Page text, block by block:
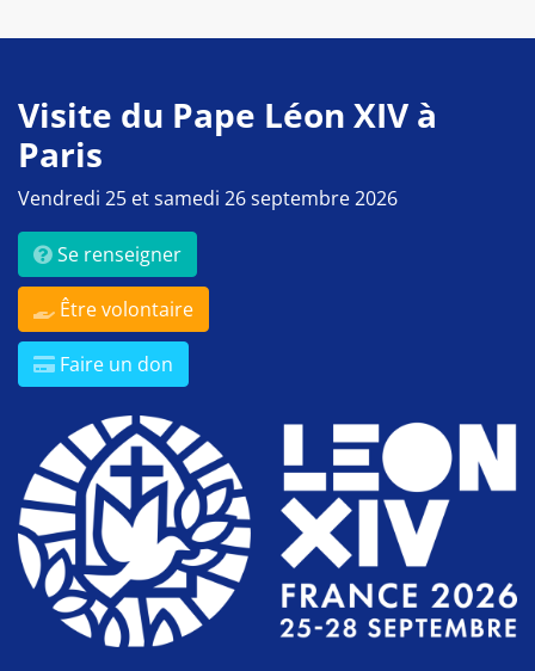
Visite du Pape Léon XIV à
Paris
Vendredi 25 et samedi 26 septembre 2026
Se renseigner
Être volontaire
Faire un don